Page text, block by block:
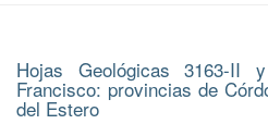
Hojas Geológicas 3163-II
Francisco: provincias de
del Estero